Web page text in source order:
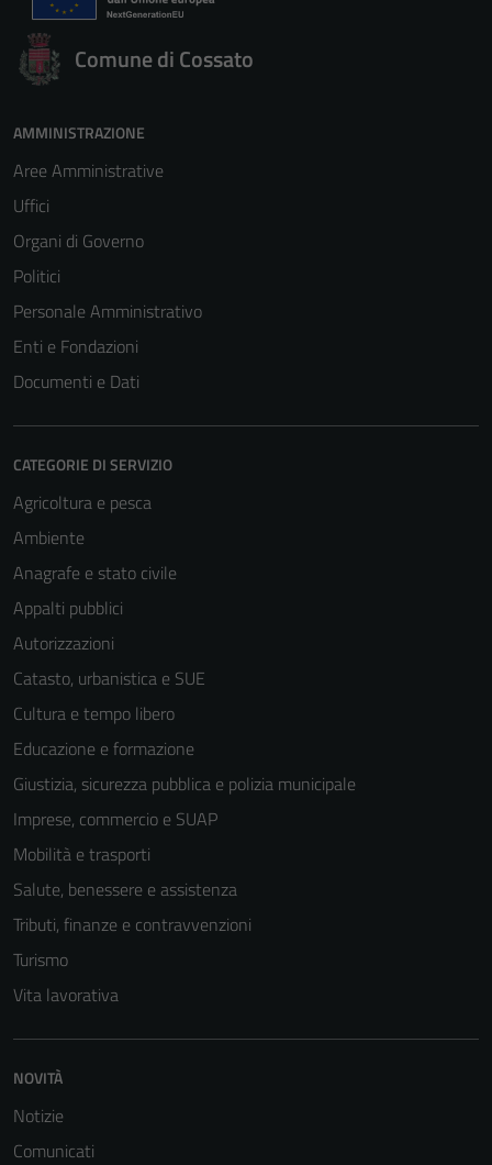
Comune di Cossato
AMMINISTRAZIONE
Aree Amministrative
Uffici
Organi di Governo
Politici
Personale Amministrativo
Enti e Fondazioni
Documenti e Dati
CATEGORIE DI SERVIZIO
Agricoltura e pesca
Ambiente
Anagrafe e stato civile
Appalti pubblici
Autorizzazioni
Catasto, urbanistica e SUE
Cultura e tempo libero
Educazione e formazione
Giustizia, sicurezza pubblica e polizia municipale
Imprese, commercio e SUAP
Mobilità e trasporti
Salute, benessere e assistenza
Tributi, finanze e contravvenzioni
Turismo
Vita lavorativa
NOVITÀ
Notizie
Comunicati